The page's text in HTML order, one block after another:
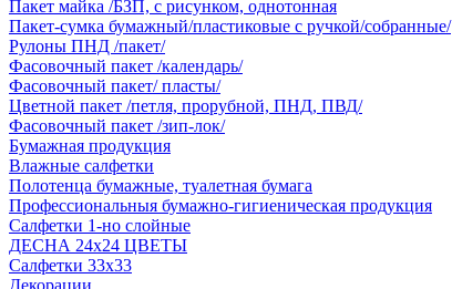
Пакет майка /БЗП, с рисунком, однотонная
Пакет-сумка бумажный/пластиковые с ручкой/собранные/
Рулоны ПНД /пакет/
Фасовочный пакет /календарь/
Фасовочный пакет/ пласты/
Цветной пакет /петля, прорубной, ПНД, ПВД/
Фасовочный пакет /зип-лок/
Бумажная продукция
Влажные салфетки
Полотенца бумажные, туалетная бумага
Профессиональныя бумажно-гигиеническая продукция
Салфетки 1-но слойные
ДЕСНА 24х24 ЦВЕТЫ
Салфетки 33х33
Декорации